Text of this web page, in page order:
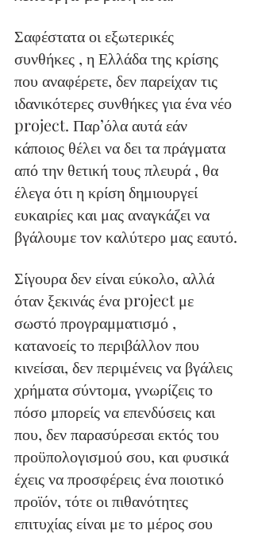
Σαφέστατα οι εξωτερικές
συνθήκες , η Ελλάδα της κρίσης
που αναφέρετε, δεν παρείχαν τις
ιδανικότερες συνθήκες για ένα νέο
project. Παρ’όλα αυτά εάν
κάποιος θέλει να δει τα πράγματα
από την θετική τους πλευρά , θα
έλεγα ότι η κρίση δημιουργεί
ευκαιρίες και μας αναγκάζει να
βγάλουμε τον καλύτερο μας εαυτό.
Σίγουρα δεν είναι εύκολο, αλλά
όταν ξεκινάς ένα project με
σωστό προγραμματισμό ,
κατανοείς το περιβάλλον που
κινείσαι, δεν περιμένεις να βγάλεις
χρήματα σύντομα, γνωρίζεις το
πόσο μπορείς να επενδύσεις και
που, δεν παρασύρεσαι εκτός του
προϋπολογισμού σου, και φυσικά
έχεις να προσφέρεις ένα ποιοτικό
προϊόν, τότε οι πιθανότητες
επιτυχίας είναι με το μέρος σου